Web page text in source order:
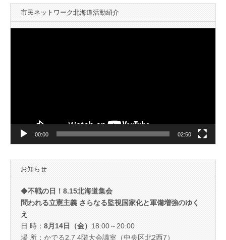
市民ネットワーク北海道活動紹介
00:00 02:50
お知らせ
◆不戦の日！8.15北海道集会
問われる立憲主義 さらなる監視国家化と軍備増強のゆく
え
日 時： 8月14日（金） 18:00～20:00
場 所：かでる2.7 4階大会議室（中央区北2西7）